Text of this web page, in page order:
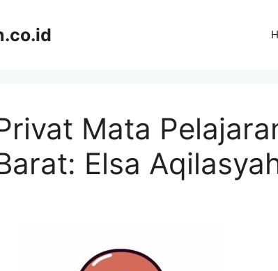
Mata
Elsa